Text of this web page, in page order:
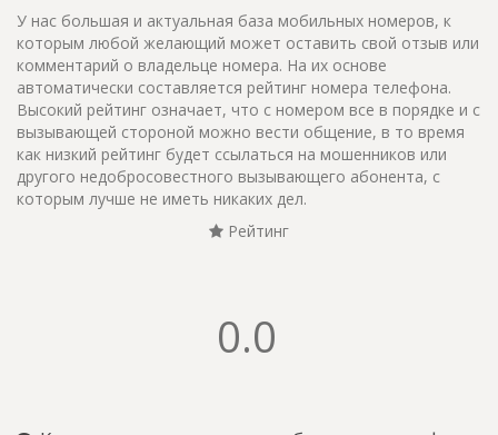
У нас большая и актуальная база мобильных номеров, к
которым любой желающий может оставить свой отзыв или
комментарий о владельце номера. На их основе
автоматически составляется рейтинг номера телефона.
Высокий рейтинг означает, что с номером все в порядке и с
вызывающей стороной можно вести общение, в то время
как низкий рейтинг будет ссылаться на мошенников или
другого недобросовестного вызывающего абонента, с
которым лучше не иметь никаких дел.
Рейтинг
0.0